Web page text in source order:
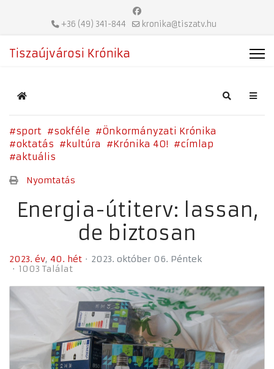
+36 (49) 341-844 kronika@tiszatv.hu
Tiszaújvárosi Krónika
Home Search
sport sokféle
Önkormányzati Krónika
oktatás
kultúra Krónika 40!
címlap
aktuális
Nyomtatás
Energia-útiterv: lassan,
de biztosan
2023. év 40. hét
2023. október 06. Péntek
1003 Találat